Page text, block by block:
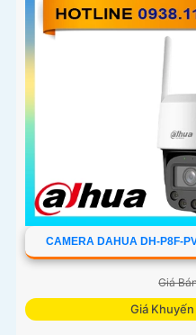
CAMERA DAHUA DH-P8F-
Giá
Giá